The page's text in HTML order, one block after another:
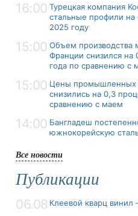
16:00 Турецкая компания
стальные профили на
2025 году
15:00 Объем производства
Франции снизился
года по сравнению с
15:00 Цены промышленных
снизились на 0,3
сравнению с маем
14:00 Бангладеш
южнокорейскую
Все новости
Публикации
06.08 Клеевой кварц винил